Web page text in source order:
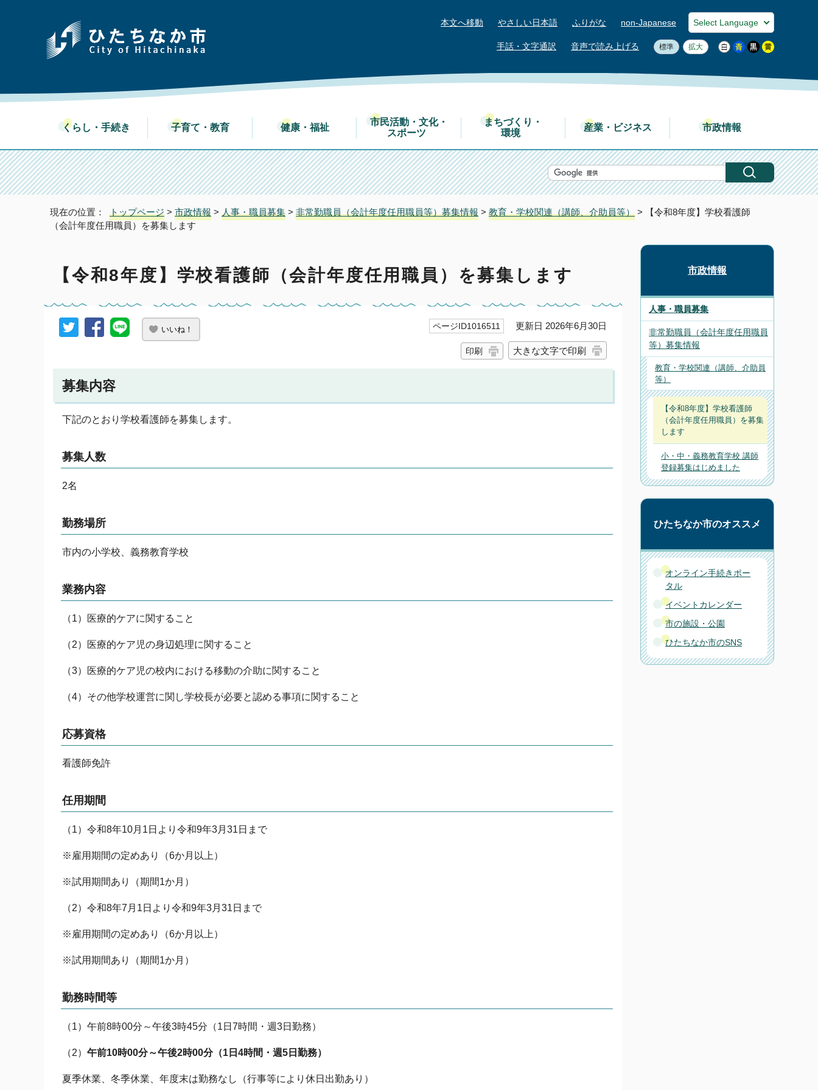
本文へ移動 やさしい日本語 ふりがな non-Japanese
手話・文字通訳 音声で読み上げる 標準 拡大
くらし・手続き 子育て・教育 健康・福祉
市民活動・文化・
スポーツ
まちづくり・
環境
産業・ビジネス 市政情報
現在の位置： トップページ > 市政情報 > 人事・職員募集 > 非常勤職員（会計年度任用職員等）募集情報 > 教育・学校関連（講師、介助員等） > 【令和8年度】学校看護師
（会計年度任用職員）を募集します
【令和8年度】学校看護師（会計年度任用職員）を募集します
いいね！ ページID1016511 更新日 2026年6月30日
印刷 大きな文字で印刷
募集内容
下記のとおり学校看護師を募集します。
募集人数
2名
勤務場所
市内の小学校、義務教育学校
業務内容
（1）医療的ケアに関すること
（2）医療的ケア児の身辺処理に関すること
（3）医療的ケア児の校内における移動の介助に関すること
（4）その他学校運営に関し学校長が必要と認める事項に関すること
応募資格
看護師免許
任用期間
（1）令和8年10月1日より令和9年3月31日まで
※雇用期間の定めあり（6か月以上）
※試用期間あり（期間1か月）
（2）令和8年7月1日より令和9年3月31日まで
※雇用期間の定めあり（6か月以上）
※試用期間あり（期間1か月）
勤務時間等
（1）午前8時00分～午後3時45分（1日7時間・週3日勤務）
（2） 午前10時00分～午後2時00分（1日4時間・週5日勤務）
夏季休業、冬季休業、年度末は勤務なし（行事等により休日出勤あり）
市政情報
人事・職員募集
非常勤職員（会計年度任用職員
等）募集情報
教育・学校関連（講師、介助員
等）
【令和8年度】学校看護師
（会計年度任用職員）を募集
します
小・中・義務教育学校 講師
登録募集はじめました
ひたちなか市のオススメ
オンライン手続きポー
タル
イベントカレンダー
市の施設・公園
ひたちなか市のSNS